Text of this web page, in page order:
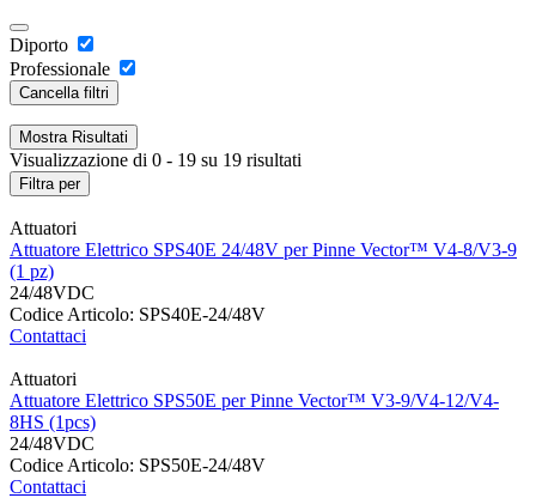
Diporto
Professionale
Cancella filtri
Mostra Risultati
Visualizzazione di 0 - 19 su 19 risultati
Filtra per
Attuatori
Attuatore Elettrico SPS40E 24/48V per Pinne Vector™ V4-8/V3-9
(1 pz)
24/48VDC
Codice Articolo: SPS40E-24/48V
Contattaci
Attuatori
Attuatore Elettrico SPS50E per Pinne Vector™ V3-9/V4-12/V4-
8HS (1pcs)
24/48VDC
Codice Articolo: SPS50E-24/48V
Contattaci